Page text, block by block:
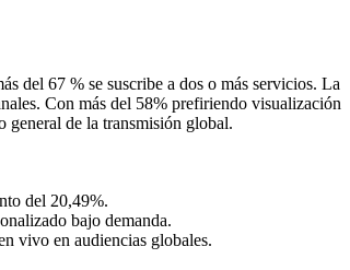
del 67 % se suscribe a dos o más servicios. La
Con más del 58% prefiriendo visualización
general de la transmisión global.
del 20,49%.
bajo demanda.
vivo en audiencias globales.